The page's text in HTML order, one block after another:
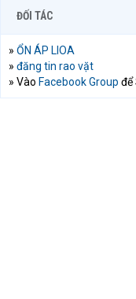
ĐỐI TÁC
» ỔN ÁP LIOA
» đăng tin rao vặt
» Vào Facebook Group để